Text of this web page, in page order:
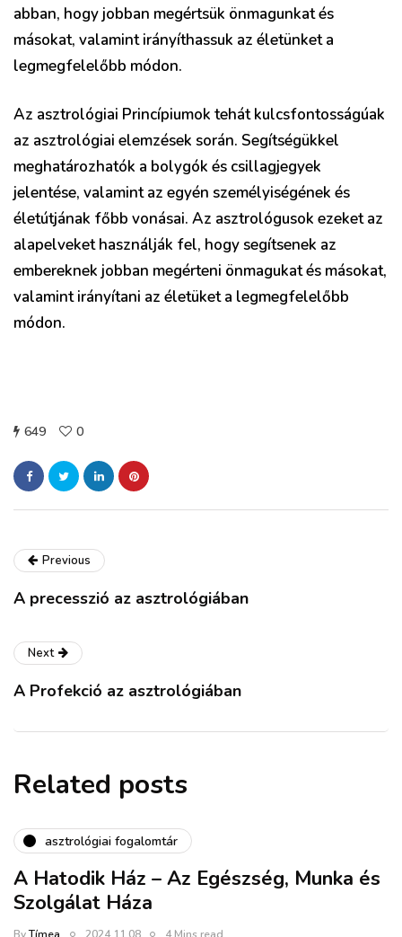
abban, hogy jobban megértsük önmagunkat és
másokat, valamint irányíthassuk az életünket a
legmegfelelőbb módon.
Az asztrológiai Princípiumok tehát kulcsfontosságúak
az asztrológiai elemzések során. Segítségükkel
meghatározhatók a bolygók és csillagjegyek
jelentése, valamint az egyén személyiségének és
életútjának főbb vonásai. Az asztrológusok ezeket az
alapelveket használják fel, hogy segítsenek az
embereknek jobban megérteni önmagukat és másokat,
valamint irányítani az életüket a legmegfelelőbb
módon.
649 0
Previous
A precesszió az asztrológiában
Next
A Profekció az asztrológiában
Related posts
asztrológiai fogalomtár
A Hatodik Ház – Az Egészség, Munka és
Szolgálat Háza